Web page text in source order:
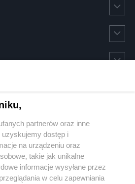
partnerów oraz inne
uzyskujemy dostęp i
na urządzeniu oraz
takie jak unikalne
informacje wysyłane przez
w celu zapewniania